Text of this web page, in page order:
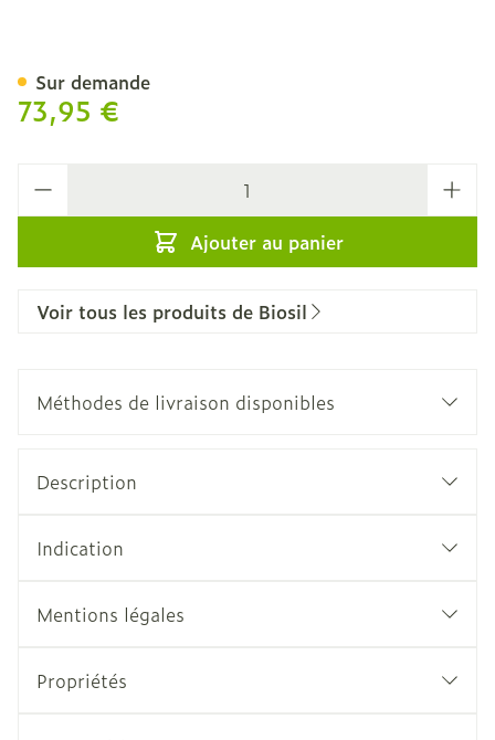
73,95 €
Ajouter au panier
Sur demande
Voir tous les produits de Biosil
Méthodes de livraison disponibles
Description
Indication
Mentions légales
Propriétés